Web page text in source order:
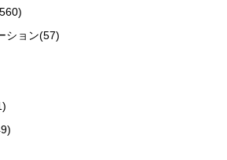
ション(57)
、その後スイムで近づくことが
を発見できなかった場合でも返
泳力や体力に自信のない方、また